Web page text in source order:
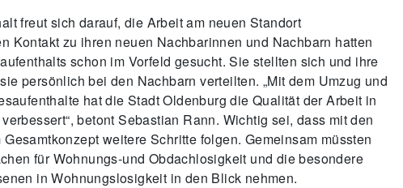
freut sich darauf, die Arbeit am neuen Standort
Kontakt zu ihren neuen Nachbarinnen und Nachbarn hatten
schon im Vorfeld gesucht. Sie stellten sich und ihre
persönlich bei den Nachbarn verteilten. „Mit dem Umzug und
hat die Stadt Oldenburg die Qualität der Arbeit in
betont Sebastian Rann. Wichtig sei, dass mit den
weitere Schritte folgen. Gemeinsam müssten
für Wohnungs-und Obdachlosigkeit und die besondere
in Wohnungslosigkeit in den Blick nehmen.